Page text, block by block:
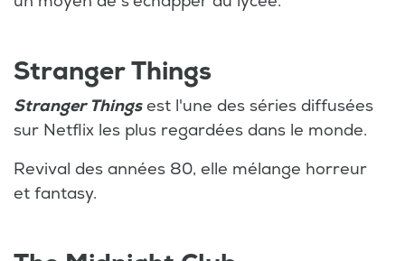
Stranger Things
Stranger Thingsest l'une des séries diffusées
sur Netflix les plus regardées dans le monde.
Revival des années 80, elle mélange horreur
et fantasy.